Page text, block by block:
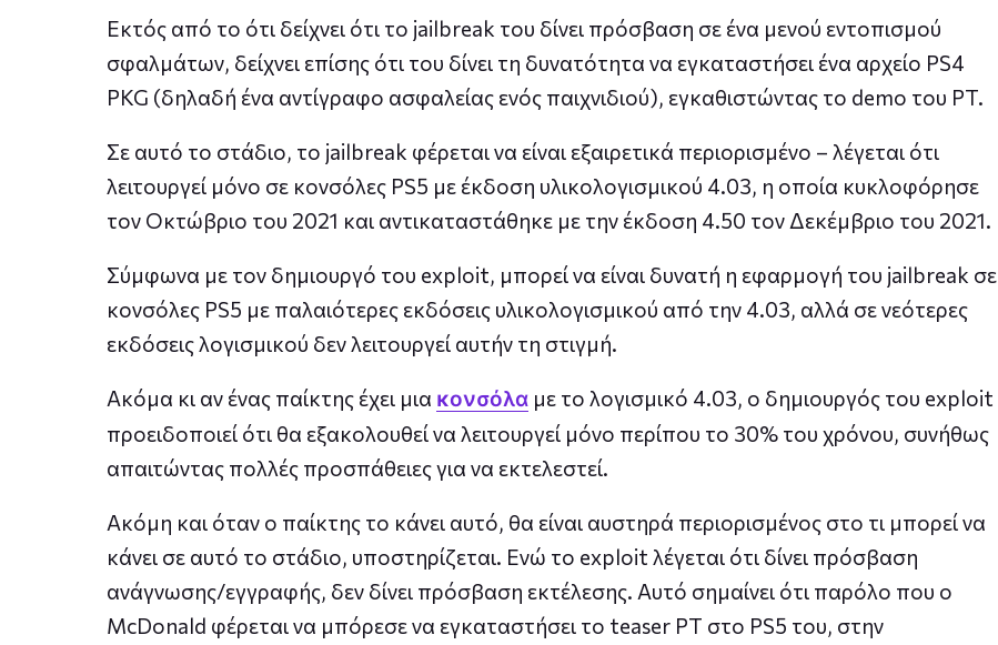
Εκτός από το ότι δείχνει ότι το jailbreak του δίνει πρόσβαση σε ένα μενού εντοπισμού
σφαλμάτων, δείχνει επίσης ότι του δίνει τη δυνατότητα να εγκαταστήσει ένα αρχείο PS4
PKG (δηλαδή ένα αντίγραφο ασφαλείας ενός παιχνιδιού), εγκαθιστώντας το demo του PT.
Σε αυτό το στάδιο, το jailbreak φέρεται να είναι εξαιρετικά περιορισμένο – λέγεται ότι
λειτουργεί μόνο σε κονσόλες PS5 με έκδοση υλικολογισμικού 4.03, η οποία κυκλοφόρησε
τον Οκτώβριο του 2021 και αντικαταστάθηκε με την έκδοση 4.50 τον Δεκέμβριο του 2021.
Σύμφωνα με τον δημιουργό του exploit, μπορεί να είναι δυνατή η εφαρμογή του jailbreak σε
κονσόλες PS5 με παλαιότερες εκδόσεις υλικολογισμικού από την 4.03, αλλά σε νεότερες
εκδόσεις λογισμικού δεν λειτουργεί αυτήν τη στιγμή.
Ακόμα κι αν ένας παίκτης έχει μια κονσόλα με το λογισμικό 4.03, ο δημιουργός του exploit
προειδοποιεί ότι θα εξακολουθεί να λειτουργεί μόνο περίπου το 30% του χρόνου, συνήθως
απαιτώντας πολλές προσπάθειες για να εκτελεστεί.
Ακόμη και όταν ο παίκτης το κάνει αυτό, θα είναι αυστηρά περιορισμένος στο τι μπορεί να
κάνει σε αυτό το στάδιο, υποστηρίζεται. Ενώ το exploit λέγεται ότι δίνει πρόσβαση
ανάγνωσης/εγγραφής, δεν δίνει πρόσβαση εκτέλεσης. Αυτό σημαίνει ότι παρόλο που ο
McDonald φέρεται να μπόρεσε να εγκαταστήσει το teaser PT στο PS5 του, στην